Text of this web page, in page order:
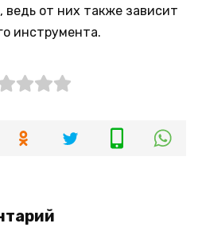
ведь от них также зависит
инструмента.